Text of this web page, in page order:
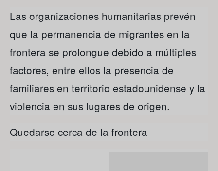
Las organizaciones humanitarias prevén
que la permanencia de migrantes en la
frontera se prolongue debido a múltiples
factores, entre ellos la presencia de
familiares en territorio estadounidense y la
violencia en sus lugares de origen.
Quedarse cerca de la frontera